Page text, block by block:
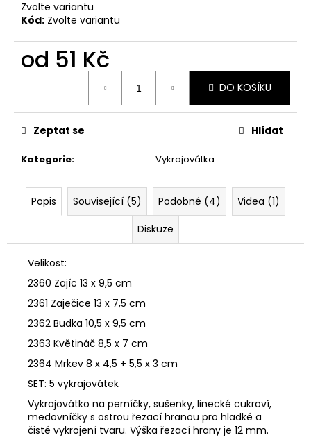
Zvolte variantu
Kód: Zvolte variantu
od 51 Kč
DO KOŠÍKU
Kategorie: Vykrajovátka
Zeptat se Hlídat
Popis Související (5) Podobné (4)
Videa (1)
Diskuze
Velikost:
2360 Zajíc 13 x 9,5 cm
2361 Zaječice 13 x 7,5 cm
2362 Budka 10,5 x 9,5 cm
2363 Květináč 8,5 x 7 cm
2364 Mrkev 8 x 4,5 + 5,5 x 3 cm
SET: 5 vykrajovátek
Vykrajovátko na perníčky, sušenky, linecké cukroví,
medovníčky s ostrou řezací hranou pro hladké a
čisté vykrojení tvaru. Výška řezací hrany je 12 mm.
u
e
m
VELIKONOČNÍ
#1988
Kč